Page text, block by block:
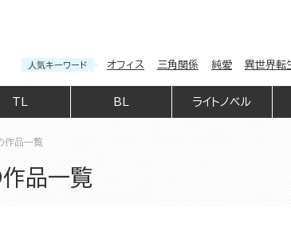
人気キーワード オフィス 三角関係 純愛 異世界転
BL ライトノベル
作品一覧
作品一覧